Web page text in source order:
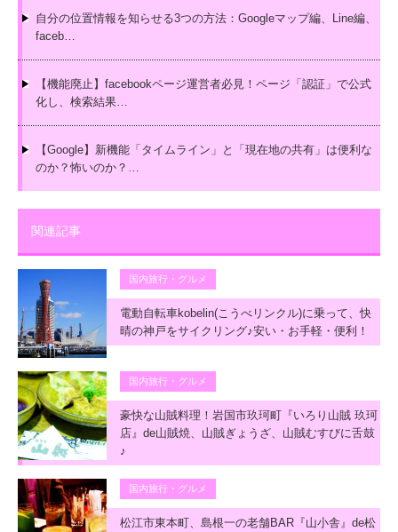
自分の位置情報を知らせる3つの方法：Googleマップ編、Line編、
faceb…
【機能廃止】facebookページ運営者必見！ページ「認証」で公式
化し、検索結果…
【Google】新機能「タイムライン」と「現在地の共有」は便利な
のか？怖いのか？…
関連記事
国内旅行・グルメ
電動自転車kobelin(こうべリンクル)に乗って、快
晴の神戸をサイクリング♪安い・お手軽・便利！
国内旅行・グルメ
豪快な山賊料理！岩国市玖珂町『いろり山賊 玖珂
店』de山賊焼、山賊ぎょうざ、山賊むすびに舌鼓
♪
国内旅行・グルメ
松江市東本町、島根一の老舗BAR『山小舎』de松